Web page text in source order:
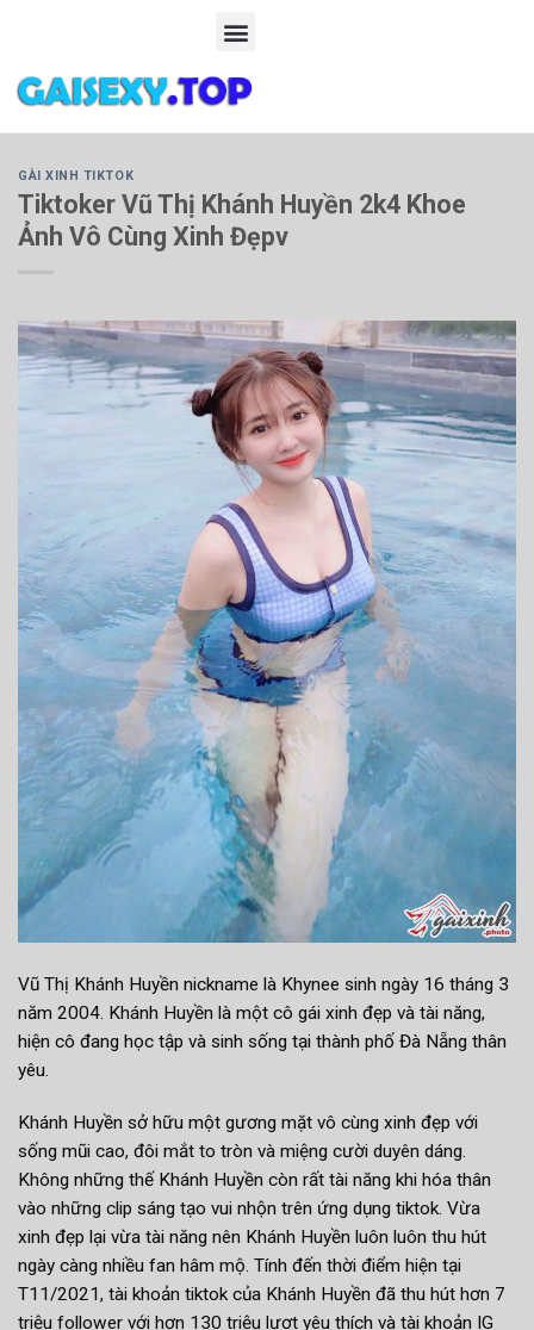
GÀI XINH TIKTOK
Tiktoker Vũ Thị Khánh Huyền 2k4 Khoe
Ảnh Vô Cùng Xinh Đẹpv
Vũ Thị Khánh Huyền nickname là Khynee sinh ngày 16 tháng 3
năm 2004. Khánh Huyền là một cô gái xinh đẹp và tài năng,
hiện cô đang học tập và sinh sống tại thành phố Đà Nẵng thân
yêu.
Khánh Huyền sở hữu một gương mặt vô cùng xinh đẹp với
sống mũi cao, đôi mắt to tròn và miệng cười duyên dáng.
Không những thế Khánh Huyền còn rất tài năng khi hóa thân
vào những clip sáng tạo vui nhộn trên ứng dụng tiktok. Vừa
xinh đẹp lại vừa tài năng nên Khánh Huyền luôn luôn thu hút
ngày càng nhiều fan hâm mộ. Tính đến thời điểm hiện tại
T11/2021, tài khoản tiktok của Khánh Huyền đã thu hút hơn 7
triệu follower với hơn 130 triệu lượt yêu thích và tài khoản IG